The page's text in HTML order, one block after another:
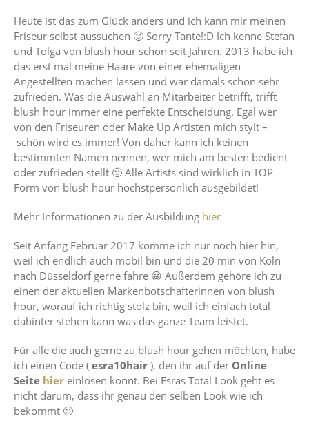
Heute ist das zum Glück anders und ich kann mir meinen
Friseur selbst aussuchen 🙂 Sorry Tante!:D Ich kenne Stefan
und Tolga von blush hour schon seit Jahren. 2013 habe ich
das erst mal meine Haare von einer ehemaligen
Angestellten machen lassen und war damals schon sehr
zufrieden. Was die Auswahl an Mitarbeiter betrifft, trifft
blush hour immer eine perfekte Entscheidung. Egal wer
von den Friseuren oder Make Up Artisten mich stylt –
schön wird es immer! Von daher kann ich keinen
bestimmten Namen nennen, wer mich am besten bedient
oder zufrieden stellt 🙂 Alle Artists sind wirklich in TOP
Form von blush hour höchstpersönlich ausgebildet!
Mehr Informationen zu der Ausbildung hier
Seit Anfang Februar 2017 komme ich nur noch hier hin,
weil ich endlich auch mobil bin und die 20 min von Köln
nach Düsseldorf gerne fahre 😀 Außerdem gehöre ich zu
einen der aktuellen Markenbotschafterinnen von blush
hour, worauf ich richtig stolz bin, weil ich einfach total
dahinter stehen kann was das ganze Team leistet.
Für alle die auch gerne zu blush hour gehen möchten, habe
ich einen Code ( esra10hair ), den ihr auf der Online
Seite hier einlösen könnt. Bei Esras Total Look geht es
nicht darum, dass ihr genau den selben Look wie ich
bekommt 🙂